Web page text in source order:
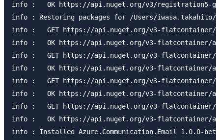
info :   OK https://api.nuget.org/v3/registration5-gz-
info : Restoring packages for /Users/iwasa.takahito/
info :   GET https://api.nuget.org/v3-flatcontainer/
info :   OK https://api.nuget.org/v3-flatcontainer/
info :   GET https://api.nuget.org/v3-flatcontainer/
info :   OK https://api.nuget.org/v3-flatcontainer/
info :   GET https://api.nuget.org/v3-flatcontainer/
info :   OK https://api.nuget.org/v3-flatcontainer/
info :   GET https://api.nuget.org/v3-flatcontainer/
info :   OK https://api.nuget.org/v3-flatcontainer/
info : Installed Azure.Communication.Email 1.0.0-beta.1